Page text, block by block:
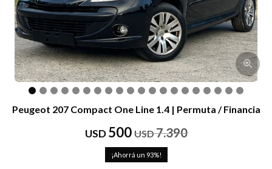
Peugeot 207 Compact One Line 1.4 | Permuta / Financia
USD 500 USD7.390
93